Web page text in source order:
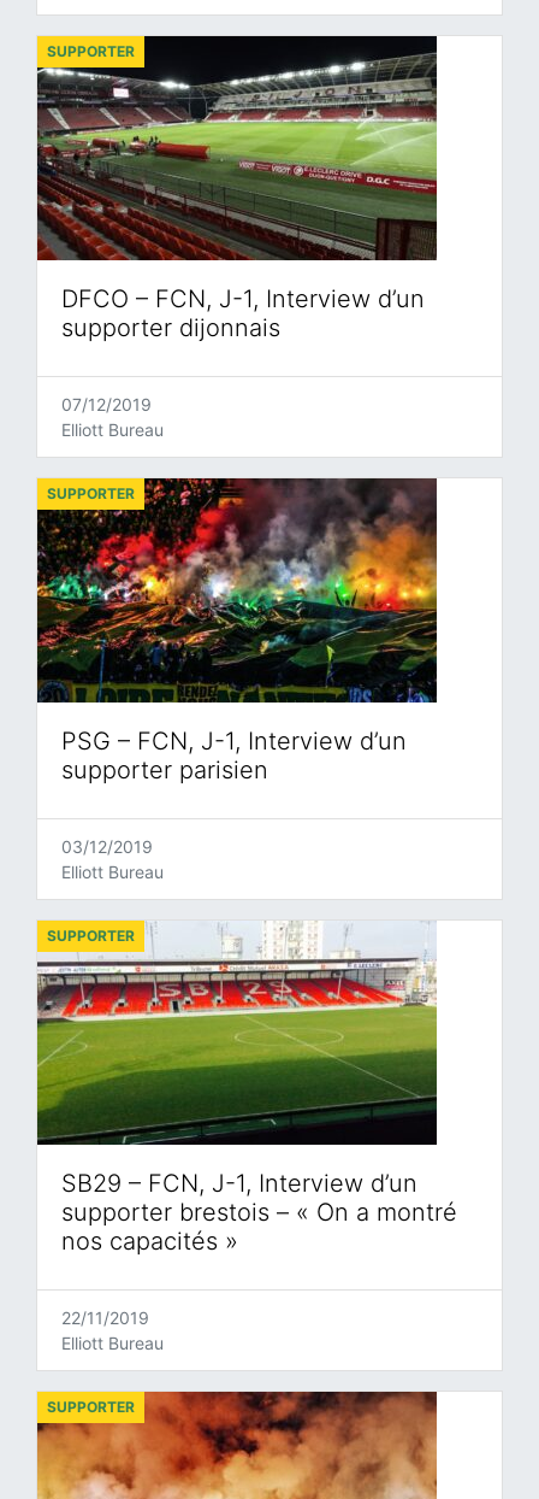
DFCO – FCN, J-1, Interview d’un
supporter dijonnais
SUPPORTER
07/12/2019
Elliott Bureau
PSG – FCN, J-1, Interview d’un
supporter parisien
SUPPORTER
03/12/2019
Elliott Bureau
SB29 – FCN, J-1, Interview d’un
supporter brestois – « On a montré
nos capacités »
SUPPORTER
22/11/2019
Elliott Bureau
SUPPORTER